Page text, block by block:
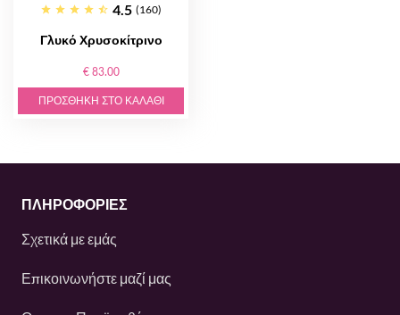
4.5 (160)
Γλυκό Χρυσοκίτρινο
€ 83.00
ΠΡΟΣΘΉΚΗ ΣΤΟ ΚΑΛΆΘΙ
ΠΛΗΡΟΦΟΡΙΕΣ
Σχετικά με εμάς
Επικοινωνήστε μαζί μας